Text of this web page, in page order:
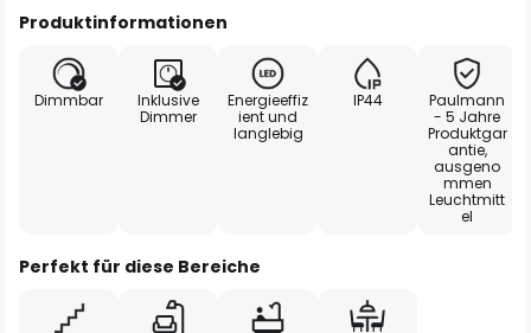
Produktinformationen
Dimmbar
Inklusive
Dimmer
Energieeffiz
ient und
langlebig
IP44
Paulmann
- 5 Jahre
Produktgar
antie,
ausgeno
mmen
Leuchtmitt
el
Perfekt für diese Bereiche